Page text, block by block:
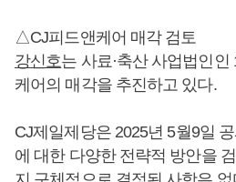
△CJ피드앤케어 매각 검토
강신호는 사료·축산 사업법인
케어의 매각을 추진하고 있다.
CJ제일제당은 2025년 5월9일
에 대한 다양한 전략적 방안을